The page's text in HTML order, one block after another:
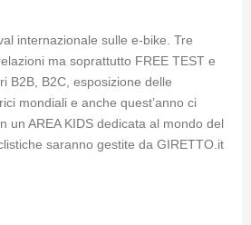
internazionale sulle e-bike. Tre
ma soprattutto FREE TEST e
B2B, B2C, esposizione delle
mondiali e anche quest’anno ci
un AREA KIDS dedicata al mondo del
saranno gestite da GIRETTO.it